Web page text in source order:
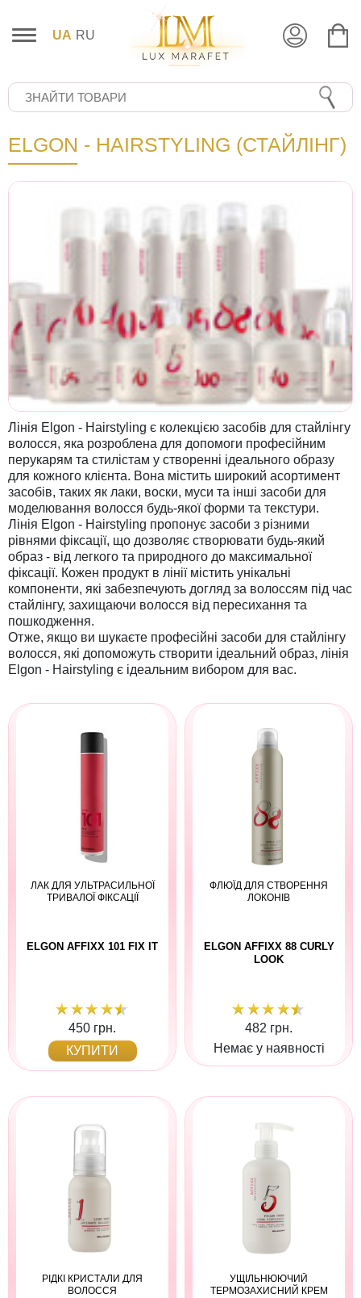
UA RU
ELGON - HAIRSTYLING (СТАЙЛІНГ)
Лінія Elgon - Hairstyling є колекцією засобів для стайлінгу
волосся, яка розроблена для допомоги професійним
перукарям та стилістам у створенні ідеального образу
для кожного клієнта. Вона містить широкий асортимент
засобів, таких як лаки, воски, муси та інші засоби для
моделювання волосся будь-якої форми та текстури.
Лінія Elgon - Hairstyling пропонує засоби з різними
рівнями фіксації, що дозволяє створювати будь-який
образ - від легкого та природного до максимальної
фіксації. Кожен продукт в лінії містить унікальні
компоненти, які забезпечують догляд за волоссям під час
стайлінгу, захищаючи волосся від пересихання та
пошкодження.
Отже, якщо ви шукаєте професійні засоби для стайлінгу
волосся, які допоможуть створити ідеальний образ, лінія
Elgon - Hairstyling є ідеальним вибором для вас.
ЛАК ДЛЯ УЛЬТРАСИЛЬНОЇ
ТРИВАЛОЇ ФІКСАЦІЇ
ELGON AFFIXX 101 FIX IT
450 грн.
КУПИТИ
ФЛЮЇД ДЛЯ СТВОРЕННЯ
ЛОКОНІВ
ELGON AFFIXX 88 CURLY
LOOK
482 грн.
Немає у наявності
РІДКІ КРИСТАЛИ ДЛЯ
ВОЛОССЯ
УЩІЛЬНЮЮЧИЙ
ТЕРМОЗАХИСНИЙ КРЕМ